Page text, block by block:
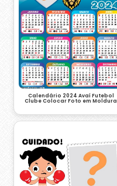
Calendário 2024 Avaí Futebol
Clube Colocar Foto em Moldura